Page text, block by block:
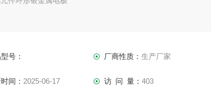
号： 厂商性质： 生产厂家
间： 2025-06-17 访 问 量： 403